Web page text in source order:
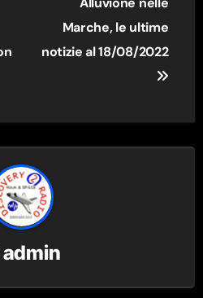
Marche, le ultime
notizie al 18/08/2022
admin